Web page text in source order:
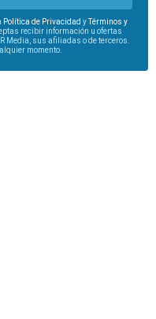
Política de Privacidad yTérminos y
recibir información u ofertas
Media, sus afiliadas o de terceros.
momento.